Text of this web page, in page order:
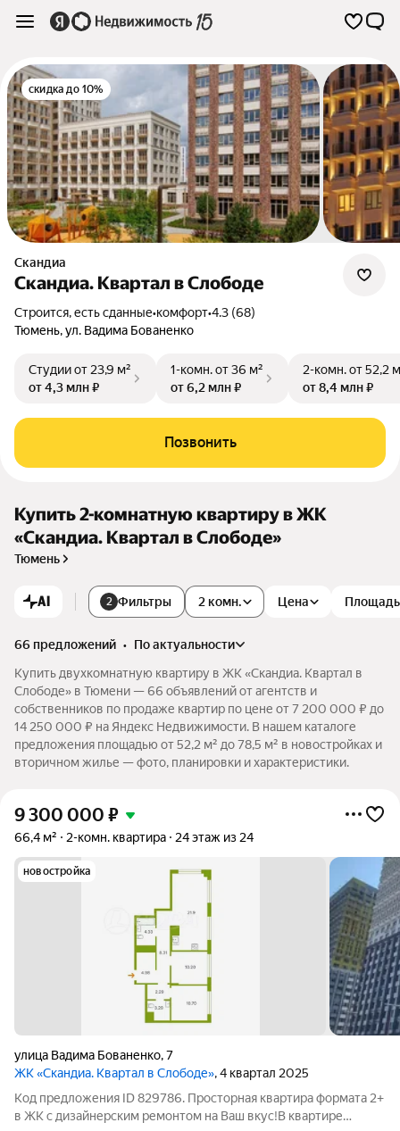
скидка до 10%
Скандиа
Скандиа. Квартал в Слободе
Строится, есть сданные•комфорт•4.3 (68)
Тюмень,ул. Вадима Бованенко
Студииот 23,9 м²
от 4,3 млн ₽
1-комн.от 36 м²
от 6,2 млн ₽
2-комн.от 52,2
от 8,4 млн ₽
Позвонить
Купить 2-комнатную квартиру в ЖК
«Скандиа. Квартал в Слободе»
Тюмень
AI 2 Фильтры 2 комн. Цена Площадь
66 предложений •
по актуальности
Купить двухкомнатную квартиру в ЖК «Скандиа. Квартал в
Слободе» в Тюмени — 66 объявлений от агентств и
собственников по продаже квартир по цене от 7 200 000 ₽ до
14 250 000 ₽ на Яндекс Недвижимости. В нашем каталоге
предложения площадью от 52,2 м² до 78,5 м² в новостройках и
вторичном жилье — фото, планировки и характеристики.
9 300 000 ₽
66,4 м² 2-комн. квартира 24 этаж из 24
новостройка
улица Вадима Бованенко,7
ЖК «Скандиа. Квартал в Слободе», 4 квартал 2025
Код предложения ID 829786. Просторная квартира формата 2+
в ЖК с дизайнерским ремонтом на Ваш вкус!В квартире